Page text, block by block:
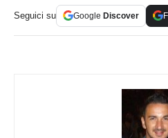
Seguici su Google Discover